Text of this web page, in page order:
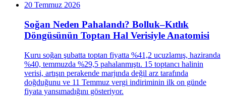
20 Temmuz 2026
Soğan Neden Pahalandı? Bolluk–Kıtlık
Döngüsünün Toptan Hal Verisiyle Anatomisi
Kuru soğan şubatta toptan fiyatta %41,2 ucuzlamış, haziranda
%40, temmuzda %29,5 pahalanmıştı. 15 toptancı halinin
verisi, artışın perakende marjında değil arz tarafında
doğduğunu ve 11 Temmuz vergi indiriminin ilk on günde
fiyata yansımadığını gösteriyor.